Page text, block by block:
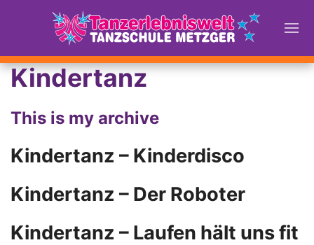
Kindertanz
This is my archive
Kindertanz – Kinderdisco
Kindertanz – Der Roboter
Kindertanz – Laufen hält uns fit